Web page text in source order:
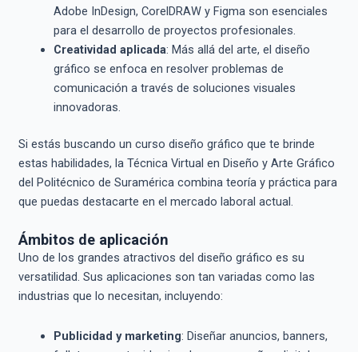
Adobe InDesign, CorelDRAW y Figma son esenciales
para el desarrollo de proyectos profesionales.
Creatividad aplicada: Más allá del arte, el diseño
gráfico se enfoca en resolver problemas de
comunicación a través de soluciones visuales
innovadoras.
Si estás buscando un curso diseño gráfico que te brinde
estas habilidades, la Técnica Virtual en Diseño y Arte Gráfico
del Politécnico de Suramérica combina teoría y práctica para
que puedas destacarte en el mercado laboral actual.
Ámbitos de aplicación
Uno de los grandes atractivos del diseño gráfico es su
versatilidad. Sus aplicaciones son tan variadas como las
industrias que lo necesitan, incluyendo:
Publicidad y marketing: Diseñar anuncios, banners,